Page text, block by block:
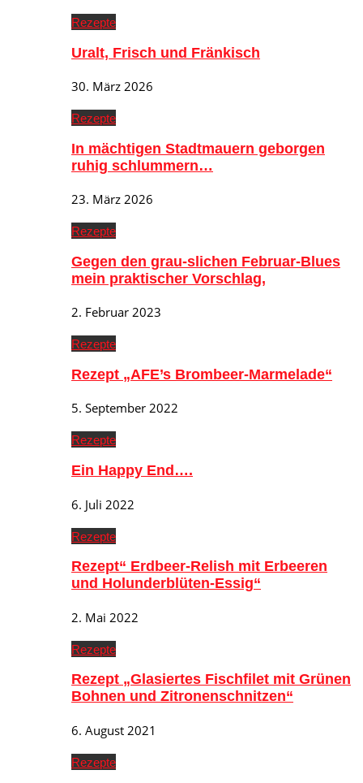
Rezepte
Uralt, Frisch und Fränkisch
30. März 2026
Rezepte
In mächtigen Stadtmauern geborgen
ruhig schlummern…
23. März 2026
Rezepte
Gegen den grau-slichen Februar-Blues
mein praktischer Vorschlag,
2. Februar 2023
Rezepte
Rezept „AFE’s Brombeer-Marmelade“
5. September 2022
Rezepte
Ein Happy End….
6. Juli 2022
Rezepte
Rezept“ Erdbeer-Relish mit Erbeeren
und Holunderblüten-Essig“
2. Mai 2022
Rezepte
Rezept „Glasiertes Fischfilet mit Grünen
Bohnen und Zitronenschnitzen“
6. August 2021
Rezepte